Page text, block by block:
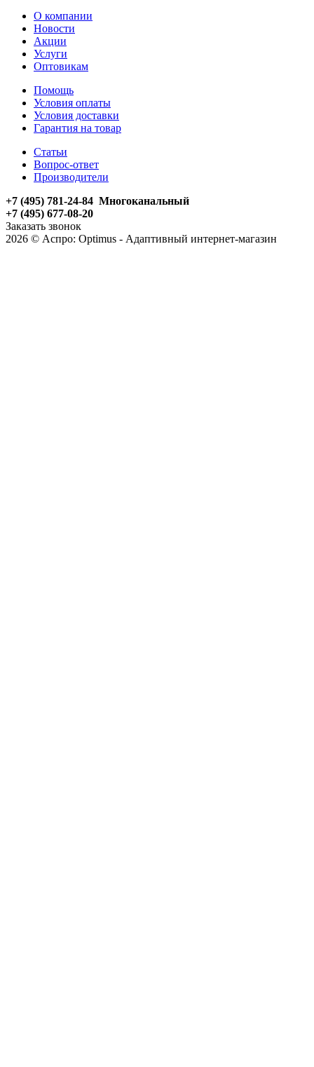
О компании
Новости
Акции
Услуги
Оптовикам
Помощь
Условия оплаты
Условия доставки
Гарантия на товар
Статьи
Вопрос-ответ
Производители
+7 (495) 781-24-84 Многоканальный
+7 (495) 677-08-20
Заказать звонок
2026 © Аспро: Optimus - Адаптивный интернет-магазин